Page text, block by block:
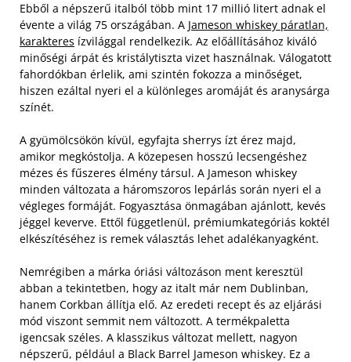
Ebből a népszerű italból több mint 17 millió litert adnak el
évente a világ 75 országában. A Jameson whiskey páratlan,
karakteres ízvilággal rendelkezik. Az előállításához kiváló
minőségi árpát és kristálytiszta vizet használnak. Válogatott
fahordókban érlelik, ami szintén fokozza a minőséget,
hiszen ezáltal nyeri el a különleges aromáját és aranysárga
színét.
A gyümölcsökön kívül, egyfajta sherrys ízt érez majd,
amikor megkóstolja. A közepesen hosszú lecsengéshez
mézes és fűszeres élmény társul. A Jameson whiskey
minden változata a háromszoros lepárlás során nyeri el a
végleges formáját. Fogyasztása önmagában ajánlott, kevés
jéggel keverve. Ettől függetlenül, prémiumkategóriás koktél
elkészítéséhez is remek választás lehet adalékanyagként.
Nemrégiben a márka óriási változáson ment keresztül
abban a tekintetben, hogy az italt már nem Dublinban,
hanem Corkban állítja elő. Az eredeti recept és az eljárási
mód viszont semmit nem változott. A termékpaletta
igencsak széles. A klasszikus változat mellett, nagyon
népszerű, például a Black Barrel Jameson whiskey. Ez a